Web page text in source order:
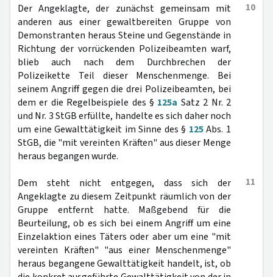
10
Der Angeklagte, der zunächst gemeinsam mit
anderen aus einer gewaltbereiten Gruppe von
Demonstranten heraus Steine und Gegenstände in
Richtung der vorrückenden Polizeibeamten warf,
blieb auch nach dem Durchbrechen der
Polizeikette Teil dieser Menschenmenge. Bei
seinem Angriff gegen die drei Polizeibeamten, bei
dem er die Regelbeispiele des § 125a Satz 2 Nr. 2
und Nr. 3 StGB erfüllte, handelte es sich daher noch
um eine Gewalttätigkeit im Sinne des § 125Abs. 1
StGB, die "mit vereinten Kräften" aus dieser Menge
heraus begangen wurde.
11
Dem steht nicht entgegen, dass sich der
Angeklagte zu diesem Zeitpunkt räumlich von der
Gruppe entfernt hatte. Maßgebend für die
Beurteilung, ob es sich bei einem Angriff um eine
Einzelaktion eines Täters oder aber um eine "mit
vereinten Kräften" "aus einer Menschenmenge"
heraus begangene Gewalttätigkeit handelt, ist, ob